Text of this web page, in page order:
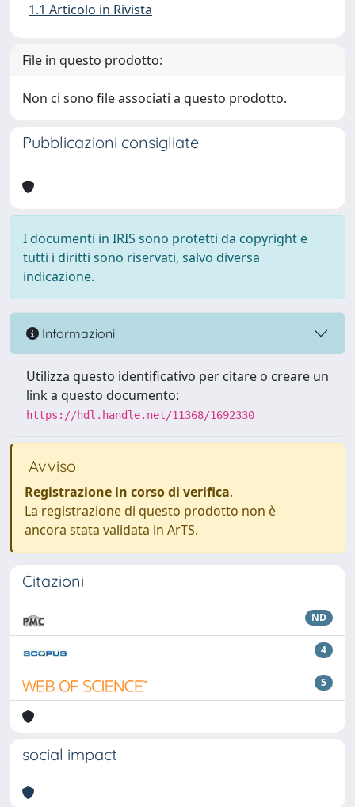
1.1 Articolo in Rivista
File in questo prodotto:
Non ci sono file associati a questo prodotto.
Pubblicazioni consigliate
I documenti in IRIS sono protetti da copyright e
tutti i diritti sono riservati, salvo diversa
indicazione.
Informazioni
Utilizza questo identificativo per citare o creare un
link a questo documento:
https://hdl.handle.net/11368/1692330
Avviso
Registrazione in corso di verifica.
La registrazione di questo prodotto non è
ancora stata validata in ArTS.
Citazioni
ND
4
5
social impact